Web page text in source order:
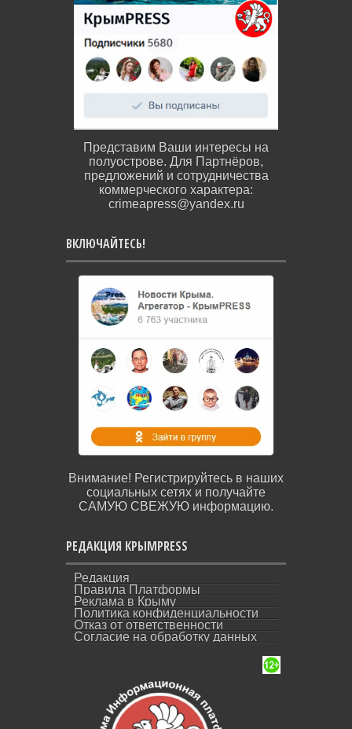
Представим Ваши интересы на
полуострове. Для Партнёров,
предложений и сотрудничества
коммерческого характера:
crimeapress@yandex.ru
ВКЛЮЧАЙТЕСЬ!
Внимание! Регистрируйтесь в наших
социальных сетях и получайте
САМУЮ СВЕЖУЮ информацию.
РЕДАКЦИЯ КРЫМPRESS
Редакция
Правила Платформы
Реклама в Крыму
Политика конфиденциальности
Отказ от ответственности
Согласие на обработку данных